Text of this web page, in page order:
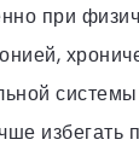
при
избегать